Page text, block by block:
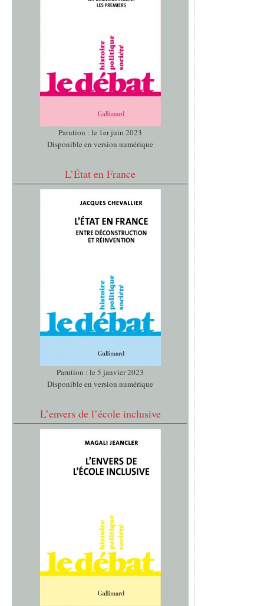
Parution : le 1er juin 2023
Disponible en version numérique
L’État en France
Parution : le 5 janvier 2023
Disponible en version numérique
L’envers de l’école inclusive